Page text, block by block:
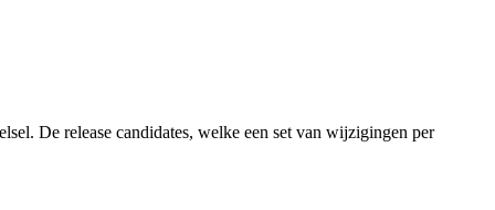
De release candidates, welke een set van wijzigingen per